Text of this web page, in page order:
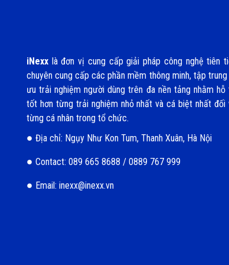
iNexx là đơn vị cung cấp giải pháp công nghệ tiên
chuyên cung cấp các phần mềm thông minh, tập
ưu trải nghiệm người dùng trên đa nền tảng nhằm hỗ
tốt hơn từng trải nghiệm nhỏ nhất và cá biệt nhất đối
từng cá nhân trong tổ chức.
Địa chỉ: Ngụy Như Kon Tum, Thanh Xuân, Hà Nội
Contact: 089 665 8688 / 0889 767 999
Email: inexx@inexx.vn